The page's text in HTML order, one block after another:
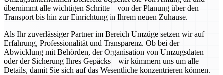
übernimmt alle wichtigen Schritte – von der Planung über den
Transport bis hin zur Einrichtung in Ihrem neuen Zuhause.
Als Ihr zuverlässiger Partner im Bereich Umzüge setzen wir auf
Erfahrung, Professionalität und Transparenz. Ob bei der
Abwicklung mit Behörden, der Organisation von Umzugsdaten
oder der Sicherung Ihres Gepäcks – wir kümmern uns um alle
Details, damit Sie sich auf das Wesentliche konzentrieren können.